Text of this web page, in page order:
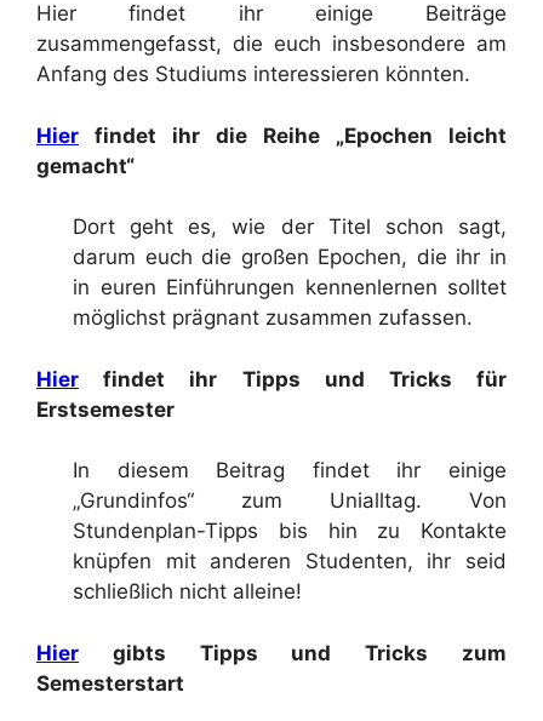
Hier findet ihr einige Beiträge
zusammengefasst, die euch insbesondere am
Anfang des Studiums interessieren könnten.
Hier findet ihr die Reihe „Epochen leicht
gemacht“
Dort geht es, wie der Titel schon sagt,
darum euch die großen Epochen, die ihr in
in euren Einführungen kennenlernen solltet
möglichst prägnant zusammen zufassen.
Hier findet ihr Tipps und Tricks für
Erstsemester
In diesem Beitrag findet ihr einige
„Grundinfos“ zum Unialltag. Von
Stundenplan-Tipps bis hin zu Kontakte
knüpfen mit anderen Studenten, ihr seid
schließlich nicht alleine!
Hier gibts Tipps und Tricks zum
Semesterstart